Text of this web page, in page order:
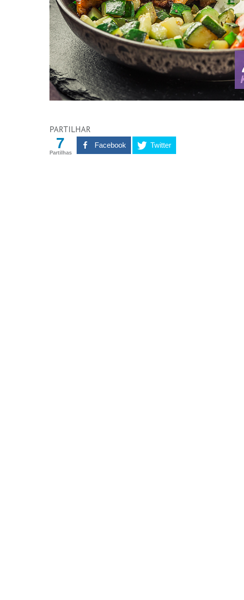
PARTILHAR
7
Partilhas
Facebook Twitter